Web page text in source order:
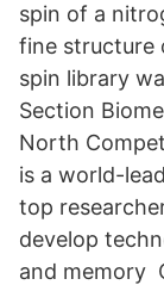
spin of a
fine structure
spin library
Section
North
is a world-
top
develop
and memory